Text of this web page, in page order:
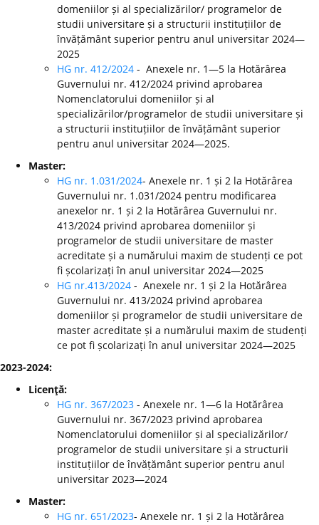
domeniilor și al specializărilor/ programelor de
studii universitare și a structurii instituțiilor de
învățământ superior pentru anul universitar 2024—
2025
HG nr. 412/2024 - Anexele nr. 1—5 la Hotărârea
Guvernului nr. 412/2024 privind aprobarea
Nomenclatorului domeniilor și al
specializărilor/programelor de studii universitare și
a structurii instituțiilor de învățământ superior
pentru anul universitar 2024—2025.
Master:
HG nr. 1.031/2024- Anexele nr. 1 și 2 la Hotărârea
Guvernului nr. 1.031/2024 pentru modificarea
anexelor nr. 1 și 2 la Hotărârea Guvernului nr.
413/2024 privind aprobarea domeniilor și
programelor de studii universitare de master
acreditate și a numărului maxim de studenți ce pot
fi școlarizați în anul universitar 2024—2025
HG nr.413/2024 - Anexele nr. 1 și 2 la Hotărârea
Guvernului nr. 413/2024 privind aprobarea
domeniilor și programelor de studii universitare de
master acreditate și a numărului maxim de studenți
ce pot fi școlarizați în anul universitar 2024—2025
2023-2024:
Licenţă:
HG nr. 367/2023 - Anexele nr. 1—6 la Hotărârea
Guvernului nr. 367/2023 privind aprobarea
Nomenclatorului domeniilor și al specializărilor/
programelor de studii universitare și a structurii
instituțiilor de învățământ superior pentru anul
universitar 2023—2024
Master:
HG nr. 651/2023- Anexele nr. 1 și 2 la Hotărârea